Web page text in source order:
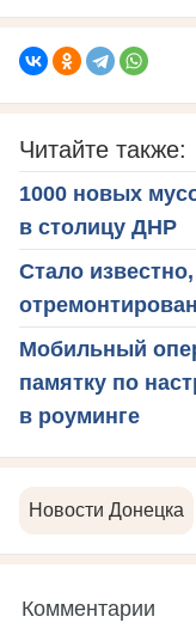
Читайте также:
1000 новых
в столицу ДНР
Стало
Мобильный
памятку по
в роуминге
Новости Донецка
Комментарии